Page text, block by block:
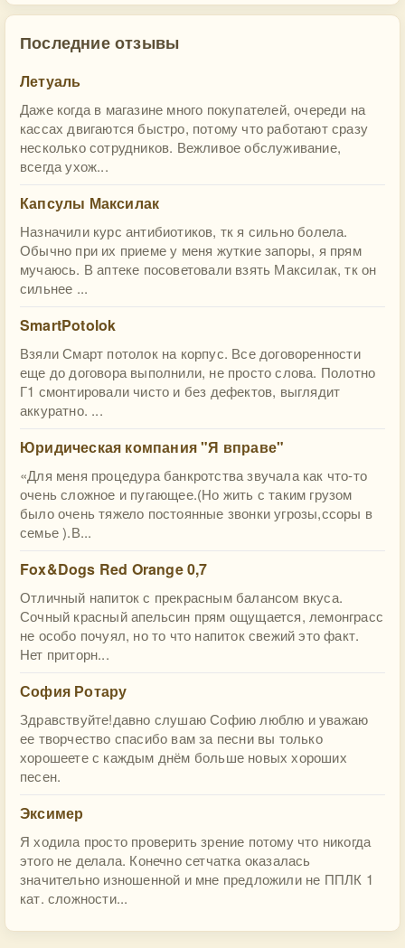
Последние отзывы
Летуаль
Даже когда в магазине много покупателей, очереди на
кассах двигаются быстро, потому что работают сразу
несколько сотрудников. Вежливое обслуживание,
всегда ухож...
Капсулы Максилак
Назначили курс антибиотиков, тк я сильно болела.
Обычно при их приеме у меня жуткие запоры, я прям
мучаюсь. В аптеке посоветовали взять Максилак, тк он
сильнее ...
SmartPotolok
Взяли Смарт потолок на корпус. Все договоренности
еще до договора выполнили, не просто слова. Полотно
Г1 смонтировали чисто и без дефектов, выглядит
аккуратно. ...
Юридическая компания "Я вправе"
«Для меня процедура банкротства звучала как что-то
очень сложное и пугающее.(Но жить с таким грузом
было очень тяжело постоянные звонки угрозы,ссоры в
семье ).В...
Fox&Dogs Red Orange 0,7
Отличный напиток с прекрасным балансом вкуса.
Сочный красный апельсин прям ощущается, лемонграсс
не особо почуял, но то что напиток свежий это факт.
Нет приторн...
София Ротару
Здравствуйте!давно слушаю Софию люблю и уважаю
ее творчество спасибо вам за песни вы только
хорошеете с каждым днём больше новых хороших
песен.
Эксимер
Я ходила просто проверить зрение потому что никогда
этого не делала. Конечно сетчатка оказалась
значительно изношенной и мне предложили не ППЛК 1
кат. сложности...